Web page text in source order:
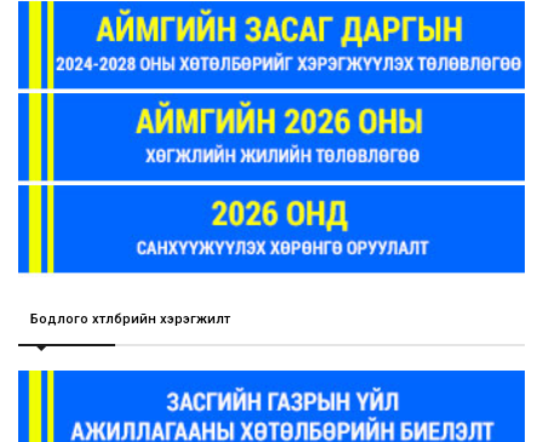
Бодлого хөтөлбөрийн хэрэгжилт